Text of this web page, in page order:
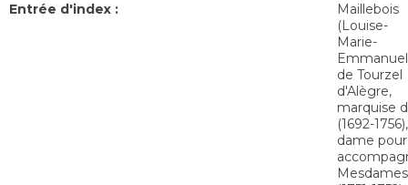
Entrée d'index :
Maillebois
(Louise-
Marie-
de Tourzel
d'Alègre,
marquise
(1692-1756),
dame pour
Mesdames